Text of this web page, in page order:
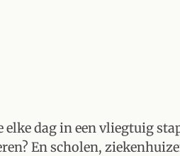
dag in een vliegtuig
En scholen,